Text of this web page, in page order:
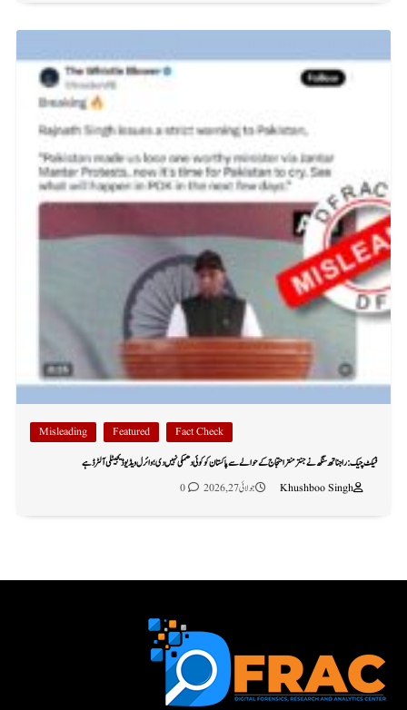
Fact Check
Featured
Misleading
فیکٹ چیک: راجناتھ سنگھ نے جنتر منتر احتجاج کے حوالے سے پاکستان کو کوئی دھمکی نہیں دی؛ وائرل ویڈیو ڈیجیٹلی آلٹرڈ ہے
Khushboo Singh
جولائی 27, 2026 0